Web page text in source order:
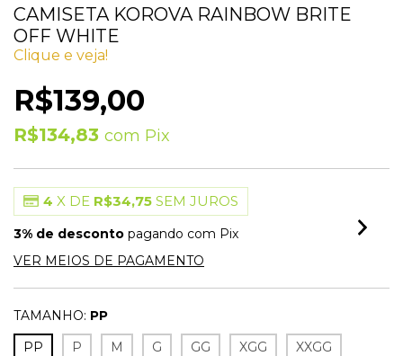
CAMISETA KOROVA RAINBOW BRITE
OFF WHITE
Clique e veja!
R$139,00
R$134,83 com Pix
4 X DE R$34,75 SEM JUROS
3% de desconto pagando com Pix
VER MEIOS DE PAGAMENTO
TAMANHO: PP
PP
P M G GG XGG XXGG